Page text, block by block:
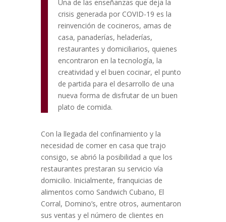
Una de las enseñanzas que deja la
crisis generada por COVID-19 es la
reinvención de cocineros, amas de
casa, panaderías, heladerías,
restaurantes y domiciliarios, quienes
encontraron en la tecnología, la
creatividad y el buen cocinar, el punto
de partida para el desarrollo de una
nueva forma de disfrutar de un buen
plato de comida.
Con la llegada del confinamiento y la
necesidad de comer en casa que trajo
consigo, se abrió la posibilidad a que los
restaurantes prestaran su servicio vía
domicilio. Inicialmente, franquicias de
alimentos como Sandwich Cubano, El
Corral, Domino’s, entre otros, aumentaron
sus ventas y el número de clientes en